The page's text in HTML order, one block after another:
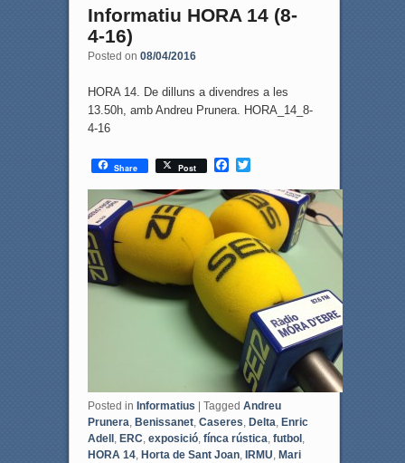
Informatiu HORA 14 (8-
4-16)
Posted on 08/04/2016
HORA 14. De dilluns a divendres a les
13.50h, amb Andreu Prunera. HORA_14_8-
4-16
Share Post
F
c
b
o
o
k
T
i
t
t
e
r
Posted in Informatius Tagged Andreu
Prunera, Benissanet, Caseres, Delta, Enric
Adell , ERC, exposició, fínca rústica, futbol ,
HORA 14, Horta de Sant Joan, IRMU, Mari